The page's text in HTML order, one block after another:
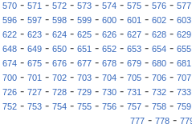
570- 571- 572- 573- 574- 575- 576- 577
596 - 597 - 598 - 599 - 600 - 601 - 602 - 603
622- 623- 624- 625- 626- 627- 628- 629
648- 649- 650- 651- 652- 653- 654- 655
674- 675- 676- 677- 678- 679- 680- 681
700 - 701 - 702 - 703 - 704 - 705 - 706 - 707
726- 727- 728- 729- 730- 731- 732- 733
752- 753- 754- 755- 756- 757- 758- 759
777 - 778 -